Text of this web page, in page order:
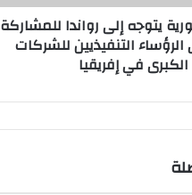
يتوجه إلى رواندا للمشاركة
التنفيذيين للشركات
الكبرى في إفريقيا